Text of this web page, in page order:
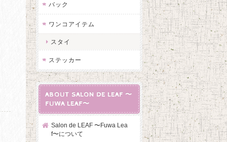
バック
ワンコアイテム
スタイ
ステッカー
ABOUT SALON DE LEAF 〜
FUWA LEAF〜
Salon de LEAF 〜Fuwa Lea
f〜について